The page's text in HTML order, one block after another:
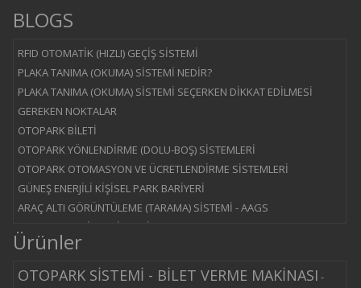
BLOGS
RFID OTOMATİK (HIZLI) GEÇİŞ SİSTEMİ
PLAKA TANIMA (OKUMA) SİSTEMİ NEDİR?
PLAKA TANIMA (OKUMA) SİSTEMİ SEÇERKEN DİKKAT EDİLMESİ
GEREKEN NOKTALAR
OTOPARK BİLETİ
OTOPARK YÖNLENDİRME (DOLU-BOŞ) SİSTEMLERİ
OTOPARK OTOMASYON VE ÜCRETLENDİRME SİSTEMLERİ
GÜNEŞ ENERJİLİ KİŞİSEL PARK BARİYERİ
ARAÇ ALTI GÖRÜNTÜLEME (TARAMA) SİSTEMİ - AAGS
OTOPARK BARİYER SİSTEMİ
YOL KESİCİ - BLOK BARİYER SİSTEMİ
MANTAR BARİYER SİSTEMİ
MERKEZİ ÖDEMELİ SİSTEM
Ürünler
OTOPARK SİSTEMİ - BİLET VERME MAKİNASI -